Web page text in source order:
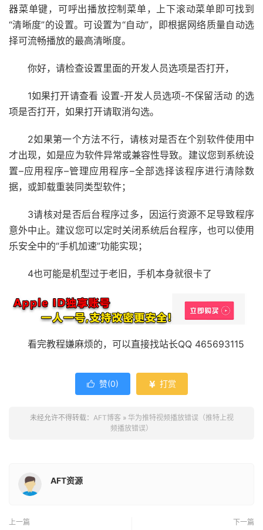
器菜单键，可呼出播放控制菜单，上下滚动菜单即可找到
“清晰度”的设置。可设置为“自动”，即根据网络质量自动选
择可流畅播放的最高清晰度。
你好，请检查设置里面的开发人员选项是否打开，
1如果打开请查看 设置-开发人员选项-不保留活动 的选
项是否打开，如果打开请取消勾选。
2如果第一个方法不行，请核对是否在个别软件使用中
才出现，如是应为软件异常或兼容性导致。建议您到系统设
置–应用程序–管理应用程序–全部选择该程序进行清除数
据，或卸载重装同类型软件；
3请核对是否后台程序过多，因运行资源不足导致程序
意外中止。建议您可以定时关闭系统后台程序，也可以使用
乐安全中的“手机加速”功能实现；
4也可能是机型过于老旧，手机本身就很卡了
看完教程嫌麻烦的，可以直接找站长QQ 465693115
 赞(0)  打赏
未经允许不得转载： AFT博客 » 华为推特视频播放错误（推特上视
频播放错误）
AFT资源
上一篇 下一篇